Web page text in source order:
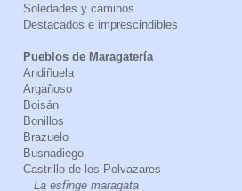
Soledades y caminos
Destacados e imprescindibles
Pueblos de Maragatería
Andiñuela
Argañoso
Boisán
Bonillos
Brazuelo
Busnadiego
Castrillo de los Polvazares
La esfinge maragata